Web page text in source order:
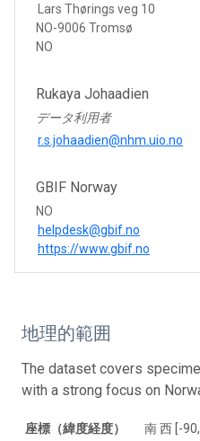
Lars Thørings veg 10
NO-9006 Tromsø
NO
Rukaya Johaadien
データ利用者
r.s.johaadien@nhm.uio.no
GBIF Norway
NO
helpdesk@gbif.no
https://www.gbif.no
地理的範囲
The dataset covers
with a strong focus on
座標（緯度経度） 南 西 [-